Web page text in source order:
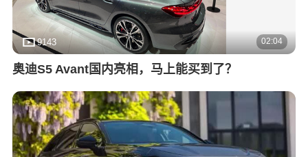
9143 02:04
奥迪S5 Avant国内亮相，马上能买到了？